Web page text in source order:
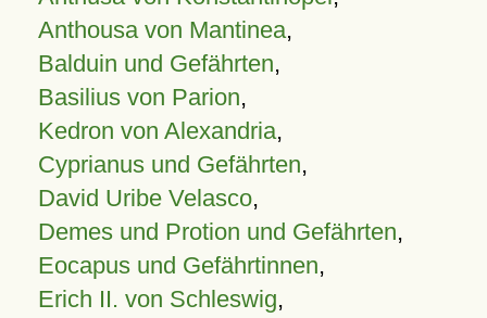
Anthousa von Mantinea,
Balduin und Gefährten,
Basilius von Parion,
Kedron von Alexandria,
Cyprianus und Gefährten,
David Uribe Velasco,
Demes und Protion und Gefährten,
Eocapus und Gefährtinnen,
Erich II. von Schleswig,